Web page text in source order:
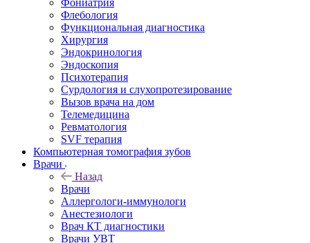
Фониатрия
Флебология
Функциональная диагностика
Хирургия
Эндокринология
Эндоскопия
Психотерапия
Сурдология и слухопротезирование
Вызов врача на дом
Телемедицина
Ревматология
SVF терапия
Компьютерная томография зубов
Врачи
Назад
Врачи
Аллергологи-иммунологи
Анестезиологи
Врач КТ диагностики
Врачи УВТ